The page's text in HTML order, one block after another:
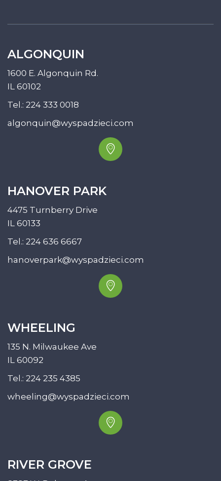
ALGONQUIN
1600 E. Algonquin Rd.
IL 60102
Tel.: 224 333 0018
algonquin@wyspadzieci.com
HANOVER PARK
4475 Turnberry Drive
IL 60133
Tel.: 224 636 6667
hanoverpark@wyspadzieci.com
WHEELING
135 N. Milwaukee Ave
IL 60092
Tel.: 224 235 4385
wheeling@wyspadzieci.com
RIVER GROVE